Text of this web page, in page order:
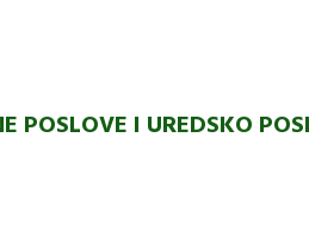
POSLOVE I UREDSKO